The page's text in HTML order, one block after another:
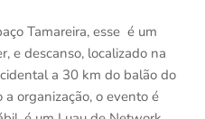
Tamareira, esse é um
e descanso, localizado na
a 30 km do balão do
organização, o evento é